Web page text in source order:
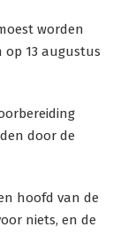
worden
op 13 augustus
door de
hoofd van de
niets, en de